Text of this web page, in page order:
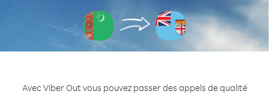
Avec Viber Out vous pouvez passer des appels de qualité